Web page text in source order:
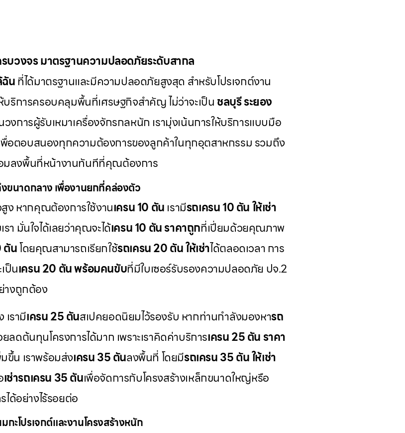
รบวงจร มาตรฐานความปลอดภัยระดับสากล
ฉันที่ได้มาตรฐานและมีความปลอดภัยสูงสุด สำหรับโปรเจกต์งาน
บริการครอบคลุมพื้นที่เศรษฐกิจสำคัญ ไม่ว่าจะเป็นชลบุรี ระยอง
การผู้รับเหมาเครื่องจักรกลหนัก เรามุ่งเน้นการให้บริการแบบมือ
พื่อตอบสนองทุกความต้องการของลูกค้าในทุกอุตสาหกรรม รวมถึง
มลงพื้นที่หน้างานทันทีที่คุณต้องการ
ขนาดกลาง เพื่องานยกที่คล่องตัว
ง หากคุณต้องการใช้งานเครน 10 ตัน เรามีรถเครน 10 ตัน ให้เช่า
รา มั่นใจได้เลยว่าคุณจะได้เครน 10 ตัน ราคาถูกที่เปี่ยมด้วยคุณภาพ
ตันโดยคุณสามารถเรียกใช้รถเครน 20 ตัน ให้เช่าได้ตลอดเวลา การ
ป็นเครน 20 ตัน พร้อมคนขับที่มีใบเซอร์รับรองความปลอดภัย ปจ.2
างถูกต้อง
รามีเครน 25 ตันสเปคยอดนิยมไว้รองรับ หากท่านกำลังมองหารถ
ยลดต้นทุนโครงการได้มาก เพราะเราคิดค่าบริการเครน 25 ตัน ราคา
ขึ้น เราพร้อมส่งเครน 35 ตันลงพื้นที่ โดยมีรถเครน 35 ตัน ให้เช่า
เช่ารถเครน 35 ตันเพื่อจัดการกับโครงสร้างเหล็กขนาดใหญ่หรือ
ได้อย่างไร้รอยต่อ
ะโปรเจกต์และงานโครงสร้างหนัก